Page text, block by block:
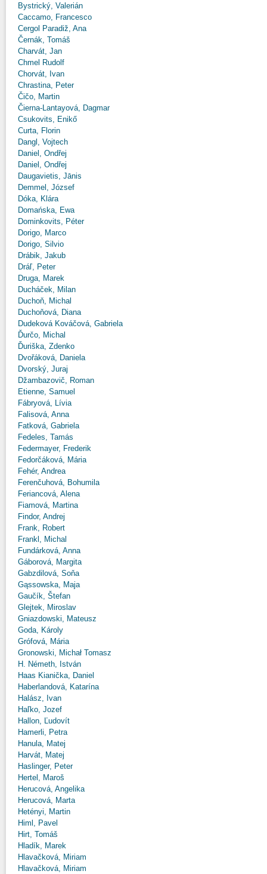
Bystrický, Valerián
Caccamo, Francesco
Cergol Paradiž, Ana
Černák, Tomáš
Charvát, Jan
Chmel Rudolf
Chorvát, Ivan
Chrastina, Peter
Čičo, Martin
Čierna-Lantayová, Dagmar
Csukovits, Enikő
Curta, Florin
Dangl, Vojtech
Daniel, Ondřej
Daniel, Ondřej
Daugavietis, Jānis
Demmel, József
Dóka, Klára
Domańska, Ewa
Dominkovits, Péter
Dorigo, Marco
Dorigo, Silvio
Drábik, Jakub
Dráľ, Peter
Druga, Marek
Ducháček, Milan
Duchoň, Michal
Duchoňová, Diana
Dudeková Kováčová, Gabriela
Ďurčo, Michal
Ďuriška, Zdenko
Dvořáková, Daniela
Dvorský, Juraj
Džambazovič, Roman
Etienne, Samuel
Fábryová, Lívia
Falisová, Anna
Fatková, Gabriela
Fedeles, Tamás
Federmayer, Frederik
Fedorčáková, Mária
Fehér, Andrea
Ferenčuhová, Bohumila
Feriancová, Alena
Fiamová, Martina
Findor, Andrej
Frank, Robert
Frankl, Michal
Fundárková, Anna
Gáborová, Margita
Gabzdilová, Soňa
Gąssowska, Maja
Gaučík, Štefan
Glejtek, Miroslav
Gniazdowski, Mateusz
Goda, Károly
Grófová, Mária
Gronowski, Michał Tomasz
H. Németh, István
Haas Kianička, Daniel
Haberlandová, Katarína
Halász, Ivan
Haľko, Jozef
Hallon, Ľudovít
Hamerli, Petra
Hanula, Matej
Harvát, Matej
Haslinger, Peter
Hertel, Maroš
Herucová, Angelika
Herucová, Marta
Hetényi, Martin
Himl, Pavel
Hirt, Tomáš
Hladík, Marek
Hlavačková, Miriam
Hlavačková, Miriam